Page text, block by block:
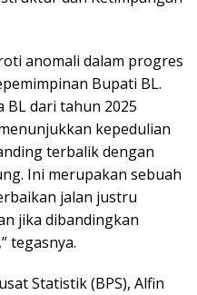
anomali dalam progres
Bupati BL.
BL dari tahun 2025
kepedulian
terbalik dengan
Ini merupakan sebuah
jalan justru
jika dibandingkan
tegasnya.
Statistik (BPS), Alfin